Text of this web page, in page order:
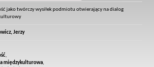
jako twórczy wysiłek podmiotu otwierający na dialog
Jerzy
,
międzykulturowa,